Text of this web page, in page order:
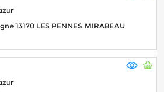
13170 LES PENNES MIRABEAU